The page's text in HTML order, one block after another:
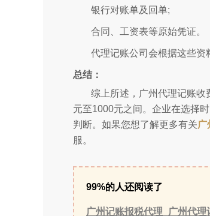
银行对账单及回单;
合同、工资表等原始凭证。
代理记账公司会根据这些资
总结：
综上所述，广州代理记账
元至1000元之间。企业在选择
判断。如果您想了解更多有关广
服。
99%的人还阅读了
广州记账报税代理_广州代